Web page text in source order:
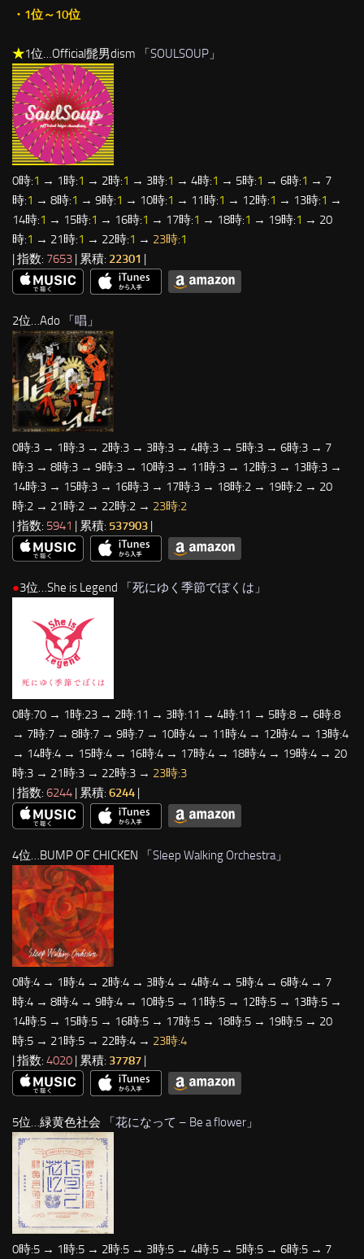
・1位～10位
★1位…Official髭男dism 「SOULSOUP 」
0時:1 → 1時:1 → 2時:1 → 3時:1 → 4時:1 → 5時:1 → 6時:1 → 7
時:1 → 8時:1 → 9時:1 → 10時:1 → 11時:1 → 12時:1 → 13時:1 →
14時:1 → 15時:1 → 16時:1 → 17時:1 → 18時:1 → 19時:1 → 20
時:1 → 21時:1 → 22時:1 → 23時:1
| 指数: 7653 | 累積: 22301 |
2位…Ado 「唱 」
0時:3 → 1時:3 → 2時:3 → 3時:3 → 4時:3 → 5時:3 → 6時:3 → 7
時:3 → 8時:3 → 9時:3 → 10時:3 → 11時:3 → 12時:3 → 13時:3 →
14時:3 → 15時:3 → 16時:3 → 17時:3 → 18時:2 → 19時:2 → 20
時:2 → 21時:2 → 22時:2 → 23時:2
| 指数: 5941 | 累積: 537903 |
●3位…She is Legend 「 死にゆく季節でぼくは 」
0時:70 → 1時:23 → 2時:11 → 3時:11 → 4時:11 → 5時:8 → 6時:8
→ 7時:7 → 8時:7 → 9時:7 → 10時:4 → 11時:4 → 12時:4 → 13時:4
→ 14時:4 → 15時:4 → 16時:4 → 17時:4 → 18時:4 → 19時:4 → 20
時:3 → 21時:3 → 22時:3 → 23時:3
| 指数: 6244 | 累積: 6244
4位…BUMP OF CHICKEN 「Sleep Walking Orchestra」
0時:4 → 1時:4 → 2時:4 → 3時:4 → 4時:4 → 5時:4 → 6時:4 → 7
時:4 → 8時:4 → 9時:4 → 10時:5 → 11時:5 → 12時:5 → 13時:5 →
14時:5 → 15時:5 → 16時:5 → 17時:5 → 18時:5 → 19時:5 → 20
時:5 → 21時:5 → 22時:4 → 23時:4
| 指数: 4020 | 累積: 37787 |
5位…緑黄色社会 「花になって – Be a flower 」
0時:5 → 1時:5 → 2時:5 → 3時:5 → 4時:5 → 5時:5 → 6時:5 → 7